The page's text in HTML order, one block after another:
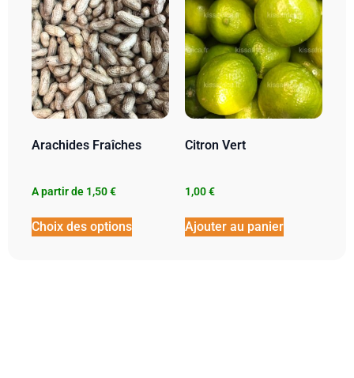
Arachides Fraîches
A partir de 1,50€
Choix des options
Citron Vert
1,00€
Ajouter au panier